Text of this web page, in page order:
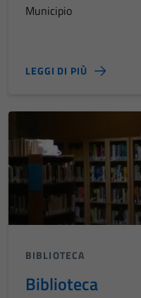
Municipio
LEGGI DI PIÙ
BIBLIOTECA
Biblioteca